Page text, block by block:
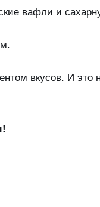
вафли и
вкусов. И это